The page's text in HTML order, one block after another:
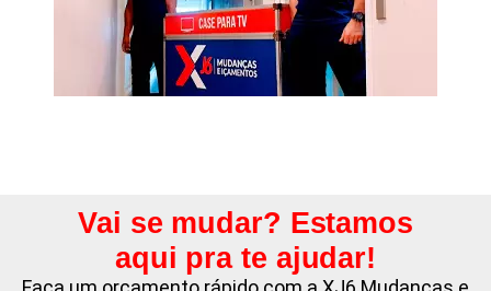
Vai se mudar? Estamos
aqui pra te ajudar!